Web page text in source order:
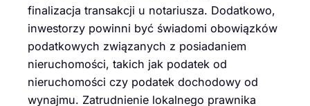
finalizacja transakcji u notariusza. Dodatkowo,
inwestorzy powinni być świadomi obowiązków
podatkowych związanych z posiadaniem
nieruchomości, takich jak podatek od
nieruchomości czy podatek dochodowy od
wynajmu. Zatrudnienie lokalnego prawnika